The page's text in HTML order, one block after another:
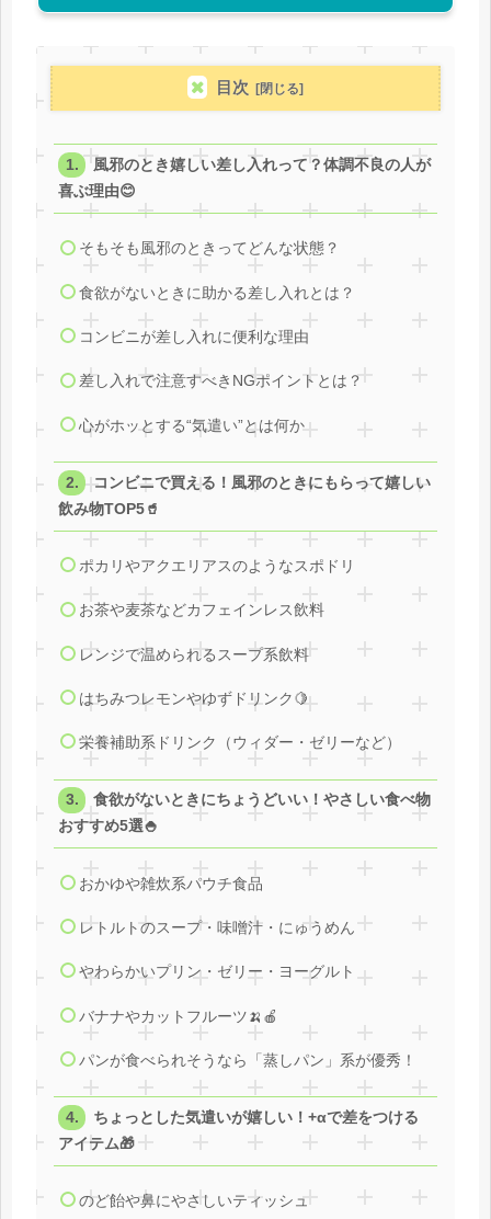
目次
風邪のとき嬉しい差し入れって？体調不良の人が
喜ぶ理由😊
そもそも風邪のときってどんな状態？
食欲がないときに助かる差し入れとは？
コンビニが差し入れに便利な理由
差し入れで注意すべきNGポイントとは？
心がホッとする“気遣い”とは何か
コンビニで買える！風邪のときにもらって嬉しい
飲み物TOP5🥤
ポカリやアクエリアスのようなスポドリ
お茶や麦茶などカフェインレス飲料
レンジで温められるスープ系飲料
はちみつレモンやゆずドリンク🍋
栄養補助系ドリンク（ウィダー・ゼリーなど）
食欲がないときにちょうどいい！やさしい食べ物
おすすめ5選🍚
おかゆや雑炊系パウチ食品
レトルトのスープ・味噌汁・にゅうめん
やわらかいプリン・ゼリー・ヨーグルト
バナナやカットフルーツ🍌🍎
パンが食べられそうなら「蒸しパン」系が優秀！
ちょっとした気遣いが嬉しい！+αで差をつける
アイテム🎁
のど飴や鼻にやさしいティッシュ